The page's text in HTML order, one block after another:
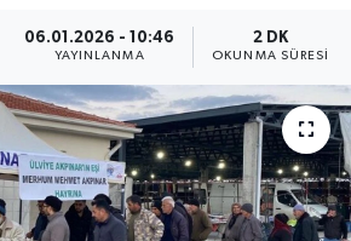
06.01.2026 - 10:46
YAYINLANMA
2 DK
OKUNMA SÜRESI